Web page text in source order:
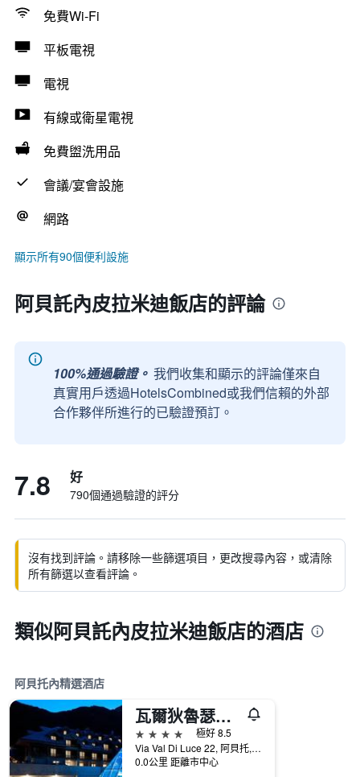
免費Wi-Fi
平板電視
電視
有線或衛星電視
免費盥洗用品
會議/宴會設施
網路
顯示所有90個便利設施
阿貝託內皮拉米迪飯店的評論
100%通過驗證。 我們收集和顯示的評論僅來自
真實用戶透過HotelsCombined或我們信賴的外部
合作夥伴所進行的已驗證預訂。
7.8 好
790個通過驗證的評分
沒有找到評論。請移除一些篩選項目，更改搜尋內容，或清除
所有篩選以查看評論。
類似阿貝託內皮拉米迪飯店的酒店
阿貝托內精選酒店
瓦爾狄魯瑟溫泉度假酒店 - 阿貝托涅
4星級
極好 8.5
Via Val Di Luce 22, 阿貝托, 托斯卡尼, 義大利
0.0公里 距離市中心